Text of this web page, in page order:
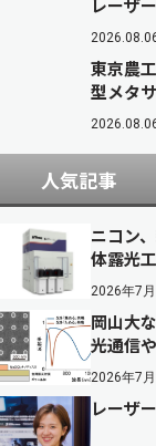
レーザ
東京農
型メタ
人気記事
ニコン
体露光
2026年7
岡山大
光通信
2026年7
レーザ